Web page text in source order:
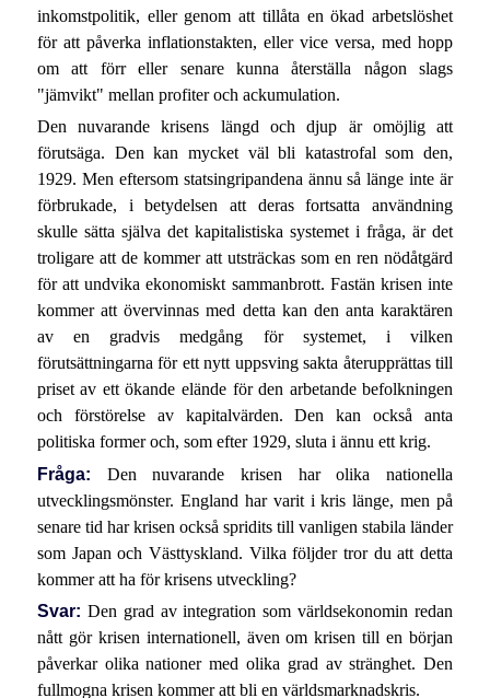
inkomstpolitik, eller genom att tillåta en ökad arbetslöshet
för att påverka inflationstakten, eller vice versa, med hopp
om att förr eller senare kunna återställa någon slags
"jämvikt" mellan profiter och ackumulation.
Den nuvarande krisens längd och djup är omöjlig att
förutsäga. Den kan mycket väl bli katastrofal som den,
1929. Men eftersom statsingripandena ännu så länge inte är
förbrukade, i betydelsen att deras fortsatta användning
skulle sätta själva det kapitalistiska systemet i fråga, är det
troligare att de kommer att utsträckas som en ren nödåtgärd
för att undvika ekonomiskt sammanbrott. Fastän krisen inte
kommer att övervinnas med detta kan den anta karaktären
av en gradvis medgång för systemet, i vilken
förutsättningarna för ett nytt uppsving sakta återupprättas till
priset av ett ökande elände för den arbetande befolkningen
och förstörelse av kapitalvärden. Den kan också anta
politiska former och, som efter 1929, sluta i ännu ett krig.
Fråga: Den nuvarande krisen har olika nationella
utvecklingsmönster. England har varit i kris länge, men på
senare tid har krisen också spridits till vanligen stabila länder
som Japan och Västtyskland. Vilka följder tror du att detta
kommer att ha för krisens utveckling?
Svar: Den grad av integration som världsekonomin redan
nått gör krisen internationell, även om krisen till en början
påverkar olika nationer med olika grad av stränghet. Den
fullmogna krisen kommer att bli en världsmarknadskris.